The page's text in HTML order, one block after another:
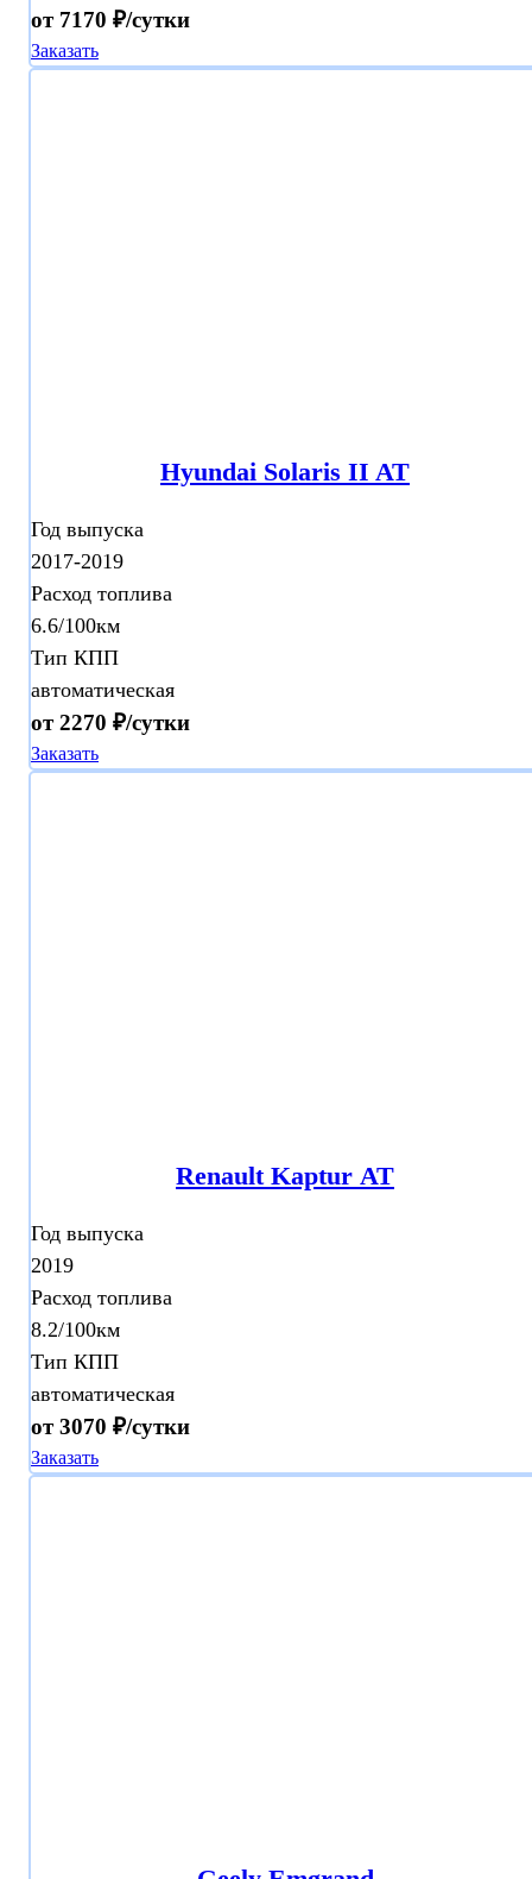
от 7170 ₽/сутки
Заказать
Hyundai Solaris II AT
Год выпуска
2017-2019
Расход топлива
6.6/100км
Тип КПП
автоматическая
от 2270 ₽/сутки
Заказать
Renault Kaptur АТ
Год выпуска
2019
Расход топлива
8.2/100км
Тип КПП
автоматическая
от 3070 ₽/сутки
Заказать